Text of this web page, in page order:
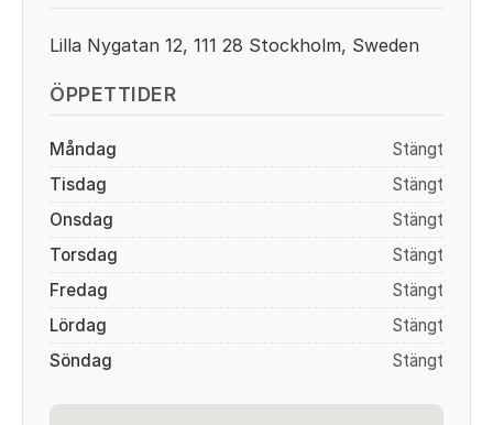
Lilla Nygatan 12, 111 28 Stockholm, Sweden
ÖPPETTIDER
Måndag
Stängt
Tisdag
Stängt
Onsdag
Stängt
Torsdag
Stängt
Fredag
Stängt
Lördag
Stängt
Söndag
Stängt